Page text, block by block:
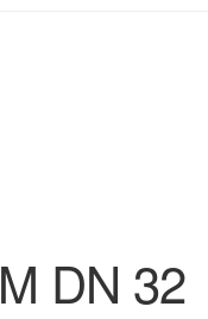
DN 32